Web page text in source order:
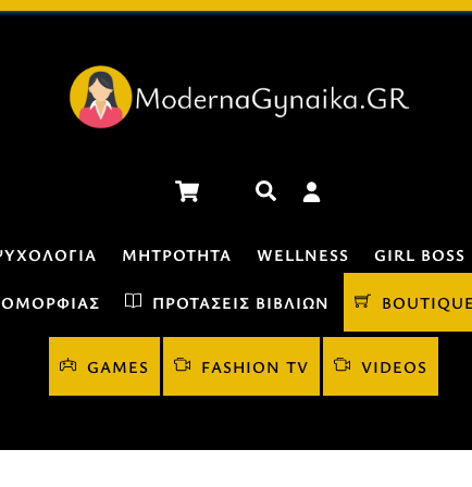
Cart Αναζήτηση
ΜΗΤΡΌΤΗΤΑ WELLNESS GIRL BOSS
ΟΜΟΡΦΙΆΣ ΠΡΟΤΆΣΕΙΣ ΒΙΒΛΊΩΝ BOUTIQUE
GAMES FASHION TV VIDEOS